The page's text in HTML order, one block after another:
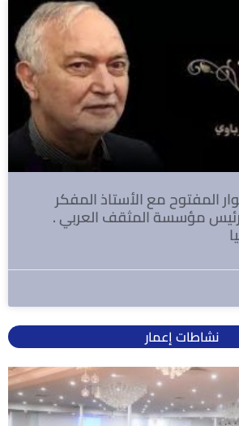
المفتوح مع الأستاذ المفكر
رئيس مؤسسة المثقف العربي .
نشاطات إعمار